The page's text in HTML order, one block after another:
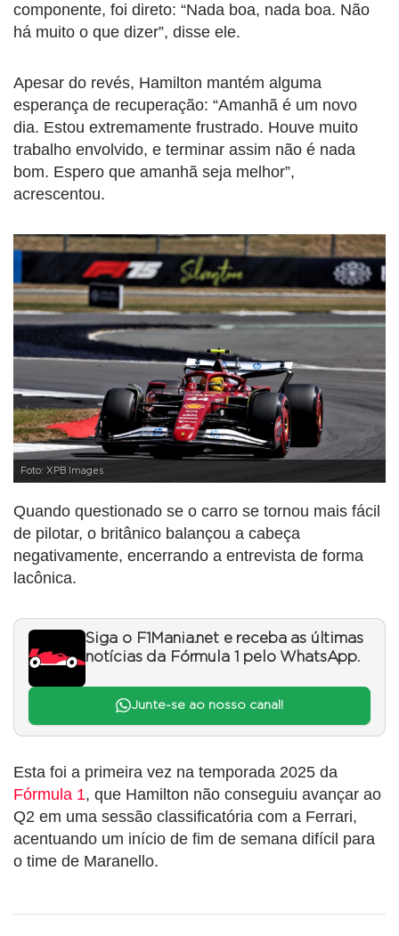
componente, foi direto: “Nada boa, nada boa. Não
há muito o que dizer”, disse ele.
Apesar do revés, Hamilton mantém alguma
esperança de recuperação: “Amanhã é um novo
dia. Estou extremamente frustrado. Houve muito
trabalho envolvido, e terminar assim não é nada
bom. Espero que amanhã seja melhor”,
acrescentou.
Foto: XPB Images
Quando questionado se o carro se tornou mais fácil
de pilotar, o britânico balançou a cabeça
negativamente, encerrando a entrevista de forma
lacônica.
Siga o F1Mania.net e receba as últimas
notícias da Fórmula 1 pelo WhatsApp.
Junte-se ao nosso canal!
Esta foi a primeira vez na temporada 2025 da
Fórmula 1, que Hamilton não conseguiu avançar ao
Q2 em uma sessão classificatória com a Ferrari,
acentuando um início de fim de semana difícil para
o time de Maranello.